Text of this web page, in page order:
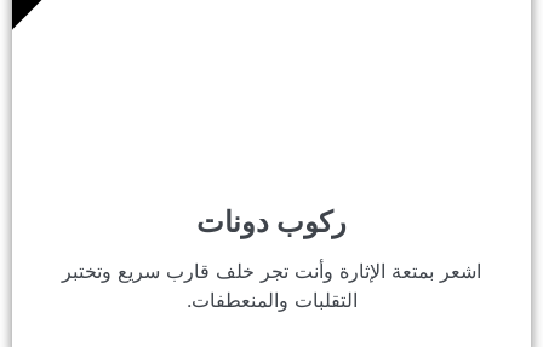
ركوب دونات
اشعر بمتعة الإثارة وأنت تجر خلف قارب سريع وتختبر
التقلبات والمنعطفات.